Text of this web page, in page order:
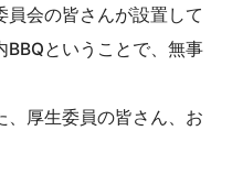
員会の皆さんが設置して
BBQということで、無事
、厚生委員の皆さん、お